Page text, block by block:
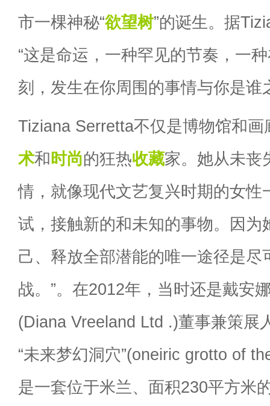
市一棵神秘“欲望树”的诞生。据
“这是命运，一种罕见的节奏，一
刻，发生在你周围的事情与你是谁
Tiziana Serretta不仅是博物馆和画
术和时尚的狂热收藏家。她从未丧
情，就像现代文艺复兴时期的女性
试，接触新的和未知的事物。因为
己、释放全部潜能的唯一途径是尽
战。”。在2012年，当时还是戴安
(Diana Vreeland Ltd .)董事兼策展
“未来梦幻洞穴”(oneiric grotto of
是一套位于米兰、面积230平方米